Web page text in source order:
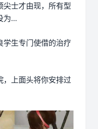
尖士才由现，所有型
为...
学生专门使借的治疗
，上面头将你安排过